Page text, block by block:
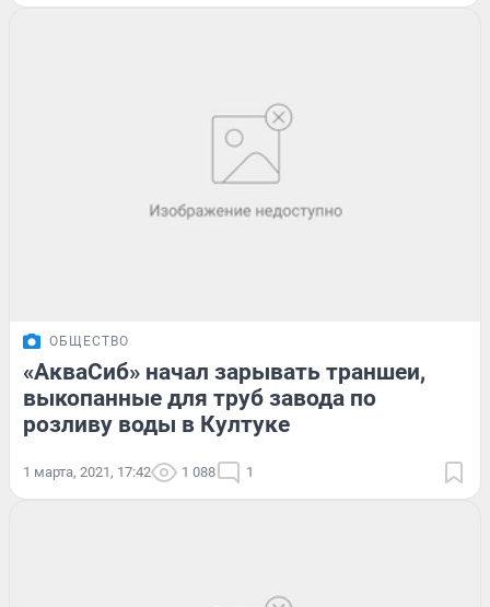
ОБЩЕСТВО
«АкваСиб» начал зарывать траншеи,
выкопанные для труб завода по
розливу воды в Култуке
1 марта, 2021, 17:42 1 088 1